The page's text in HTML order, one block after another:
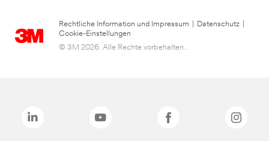
Rechtliche Information und Impressum Datenschutz
Cookie-Einstellungen
© 3M 2026. Alle Rechte vorbehalten..